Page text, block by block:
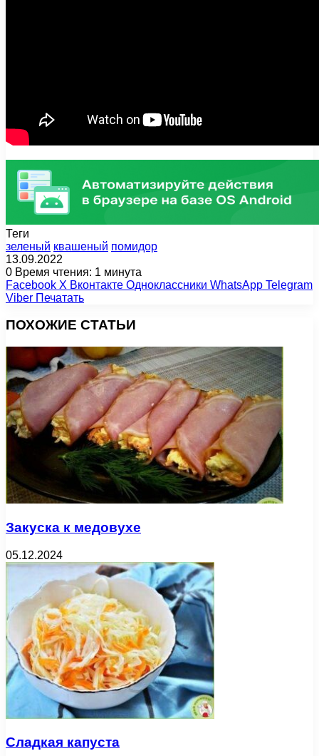
Теги
зеленый квашеный помидор
13.09.2022
0 Время чтения: 1 минута
Facebook X Вконтакте Одноклассники WhatsApp Telegram
Viber Печатать
ПОХОЖИЕ СТАТЬИ
Закуска к медовухе
05.12.2024
Сладкая капуста